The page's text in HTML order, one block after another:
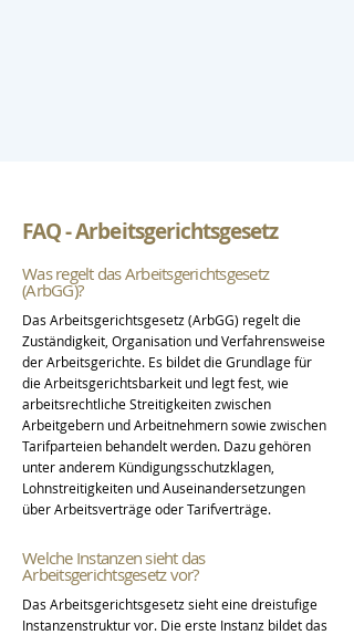
FAQ - Arbeitsgerichtsgesetz
Was regelt das Arbeitsgerichtsgesetz
(ArbGG)?
Das Arbeitsgerichtsgesetz (ArbGG) regelt die
Zuständigkeit, Organisation und Verfahrensweise
der Arbeitsgerichte. Es bildet die Grundlage für
die Arbeitsgerichtsbarkeit und legt fest, wie
arbeitsrechtliche Streitigkeiten zwischen
Arbeitgebern und Arbeitnehmern sowie zwischen
Tarifparteien behandelt werden. Dazu gehören
unter anderem Kündigungsschutzklagen,
Lohnstreitigkeiten und Auseinandersetzungen
über Arbeitsverträge oder Tarifverträge.
Welche Instanzen sieht das
Arbeitsgerichtsgesetz vor?
Das Arbeitsgerichtsgesetz sieht eine dreistufige
Instanzenstruktur vor. Die erste Instanz bildet das